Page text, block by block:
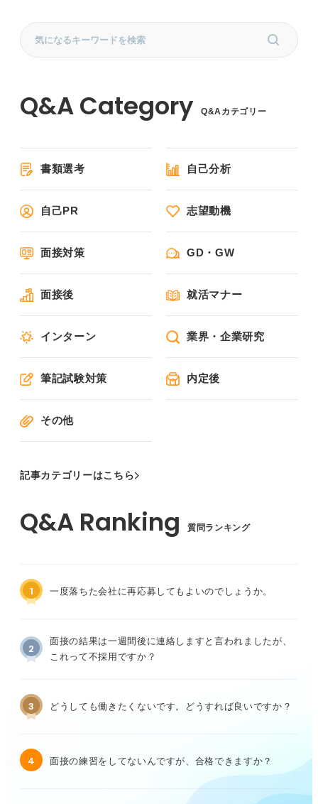
Q&Aカテゴリー
書類選考 自己分析
自己PR 志望動機
面接対策 GD・GW
面接後 就活マナー
インターン 業界・企業研究
筆記試験対策 内定後
その他
記事カテゴリーはこちら
質問ランキング
1 一度落ちた会社に再応募してもよいのでしょうか。
2
面接の結果は一週間後に連絡しますと言われましたが、
これって不採用ですか？
3 どうしても働きたくないです。どうすれば良いですか？
4 面接の練習をしてないんですが、合格できますか？